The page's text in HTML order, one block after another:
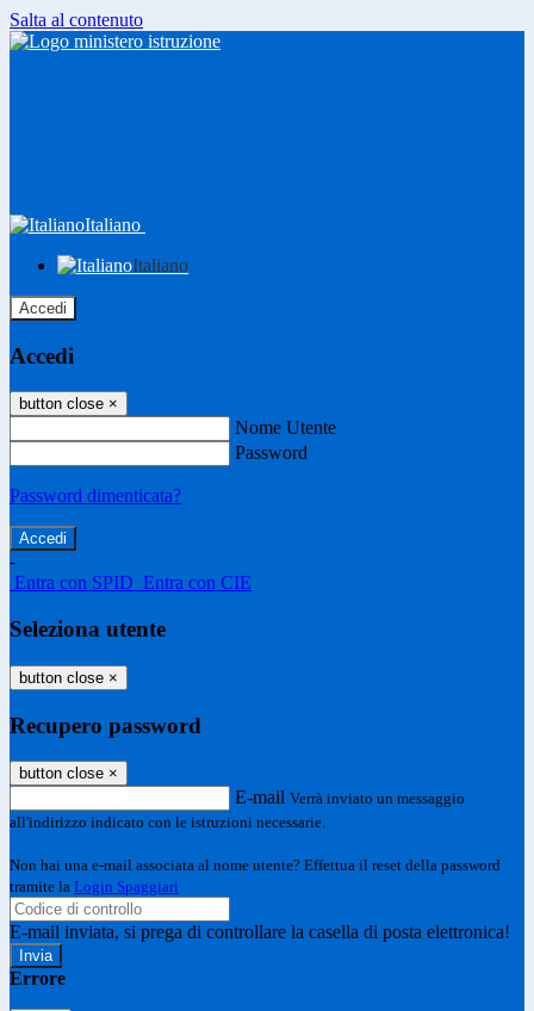
Salta al contenuto
Italiano
Italiano
Accedi
Accedi
button close ×
Nome Utente
Password
Password dimenticata?
-
Entra con SPID Entra con CIE
Seleziona utente
button close ×
Recupero password
button close ×
E-mail Verrà inviato un messaggio
all'indirizzo indicato con le istruzioni necessarie.
Non hai una e-mail associata al nome utente? Effettua il reset della password
tramite la Login Spaggiari
E-mail inviata, si prega di controllare la casella di posta elettronica!
Errore